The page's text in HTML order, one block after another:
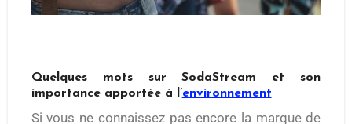
Quelques mots sur SodaStream et son
importance apportée à l’environnement
Si vous ne connaissez pas encore la marque de